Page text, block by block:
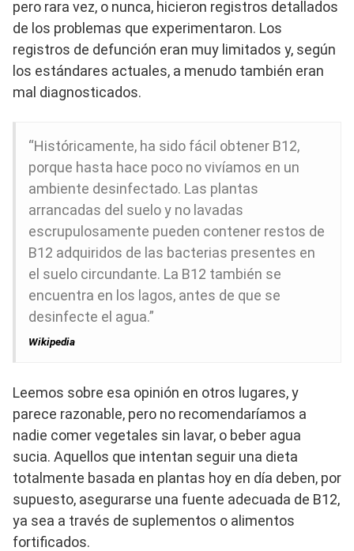
pero rara vez, o nunca, hicieron registros detallados
de los problemas que experimentaron. Los
registros de defunción eran muy limitados y, según
los estándares actuales, a menudo también eran
mal diagnosticados.
“Históricamente, ha sido fácil obtener B12,
porque hasta hace poco no vivíamos en un
ambiente desinfectado. Las plantas
arrancadas del suelo y no lavadas
escrupulosamente pueden contener restos de
B12 adquiridos de las bacterias presentes en
el suelo circundante. La B12 también se
encuentra en los lagos, antes de que se
desinfecte el agua.”
Wikipedia
Leemos sobre esa opinión en otros lugares, y
parece razonable, pero no recomendaríamos a
nadie comer vegetales sin lavar, o beber agua
sucia. Aquellos que intentan seguir una dieta
totalmente basada en plantas hoy en día deben, por
supuesto, asegurarse una fuente adecuada de B12,
ya sea a través de suplementos o alimentos
fortificados.